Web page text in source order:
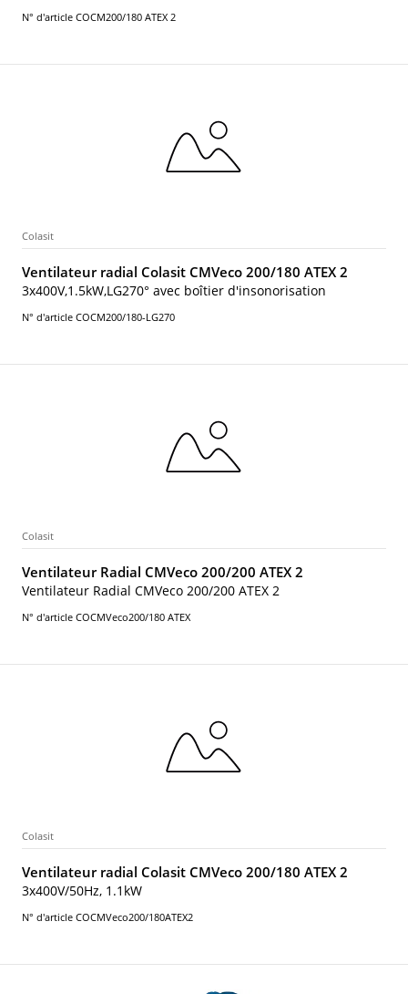
N° d'article COCM200/180 ATEX 2
Colasit
Ventilateur radial Colasit CMVeco 200/180 ATEX 2
3x400V,1.5kW,LG270° avec boîtier d'insonorisation
N° d'article COCM200/180-LG270
Colasit
Ventilateur Radial CMVeco 200/200 ATEX 2
Ventilateur Radial CMVeco 200/200 ATEX 2
N° d'article COCMVeco200/180 ATEX
Colasit
Ventilateur radial Colasit CMVeco 200/180 ATEX 2
3x400V/50Hz, 1.1kW
N° d'article COCMVeco200/180ATEX2